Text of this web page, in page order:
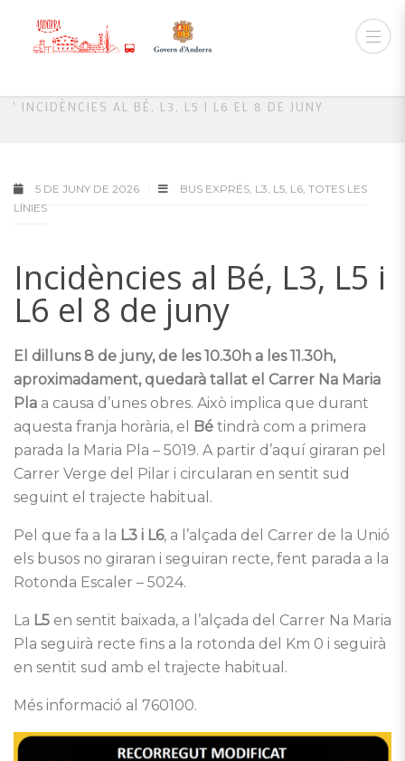
INCIDÈNCIES AL BÉ, L3, L5 I L6 EL 8 DE JUNY
5 DE JUNY DE 2026 BUS EXPRÉS, L3, L5, L6, TOTES LES
LÍNIES
Incidències al Bé, L3, L5 i
L6 el 8 de juny
El dilluns 8 de juny, de les 10.30h a les 11.30h,
aproximadament, quedarà tallat el Carrer Na Maria
Pla a causa d’unes obres. Això implica que durant
aquesta franja horària, el
Bé tindrà com a primera
parada la Maria Pla – 5019. A partir d’aquí giraran pel
Carrer Verge del Pilar i circularan en sentit sud
seguint el trajecte habitual.
Pel que fa a la L3 i L6, a l’alçada del Carrer de la Unió
els busos no giraran i seguiran recte, fent parada a la
Rotonda Escaler – 5024.
La L5 en sentit baixada, a l’alçada del Carrer Na Maria
Pla seguirà recte fins a la rotonda del Km 0 i seguirà
en sentit sud amb el trajecte habitual.
Més informació al 760100.